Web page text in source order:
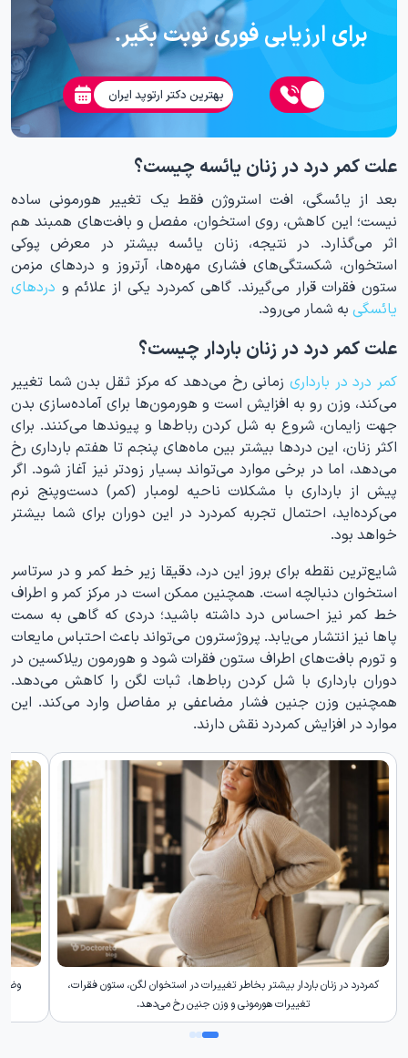
برای ارزیابی فوری نوبت بگیر.
بهترین دکتر ارتوپد ایران
علت کمر درد در زنان یائسه چیست؟
بعد از یائسگی، افت استروژن فقط یک تغییر هورمونی ساده
نیست؛ این کاهش، روی استخوان، مفصل و بافت‌های همبند هم
اثر می‌گذارد. در نتیجه، زنان یائسه بیشتر در معرض پوکی
استخوان، شکستگی‌های فشاری مهره‌ها، آرتروز و دردهای مزمن
ستون فقرات قرار می‌گیرند. گاهی کمردرد یکی از علائم و دردهای
یائسگی به شمار می‌رود.
علت کمر درد در زنان باردار چیست؟
کمر درد در بارداری زمانی رخ می‌دهد که مرکز ثقل بدن شما تغییر
می‌کند، وزن رو به افزایش است و هورمون‌ها برای آماده‌سازی بدن
جهت زایمان، شروع به شل کردن رباط‌ها و پیوندها می‌کنند. برای
اکثر زنان، این دردها بیشتر بین ماه‌های پنجم تا هفتم بارداری رخ
می‌دهد، اما در برخی موارد می‌تواند بسیار زودتر نیز آغاز شود. اگر
پیش از بارداری با مشکلات ناحیه لومبار (کمر) دست‌وپنج نرم
می‌کرده‌اید، احتمال تجربه کمردرد در این دوران برای شما بیشتر
خواهد بود.
شایع‌ترین نقطه برای بروز این درد، دقیقا زیر خط کمر و در سرتاسر
استخوان دنبالچه است. همچنین ممکن است در مرکز کمر و اطراف
خط کمر نیز احساس درد داشته باشید؛ دردی که گاهی به سمت
پاها نیز انتشار می‌یابد. پروژسترون می‌تواند باعث احتباس مایعات
و تورم بافت‌های اطراف ستون فقرات شود و هورمون ریلاکسین در
دوران بارداری با شل کردن رباط‌ها، ثبات لگن را کاهش می‌دهد.
همچنین وزن جنین فشار مضاعفی بر مفاصل وارد می‌کند. این
موارد در افزایش کمردرد نقش دارند.
کمردرد در زنان باردار بیشتر بخاطر تغییرات در استخوان لگن، ستون فقرات،
تغییرات هورمونی و وزن جنین رخ می‌دهد.